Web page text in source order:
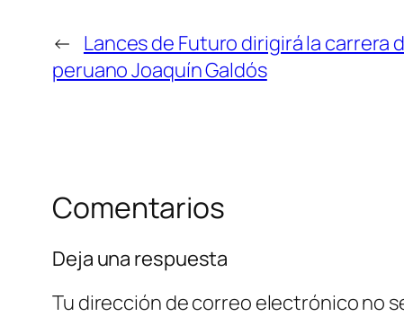
← Lances de Futuro dirigirá la carrera
peruano Joaquín Galdós
Comentarios
Deja una respuesta
Tu dirección de correo electrónico no